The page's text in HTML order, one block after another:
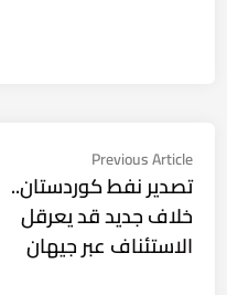
تصفّح
المقالات
Previous Article
article:
تصدير نفط كوردستان..
خلاف جديد قد يعرقل
الاستئناف عبر جيهان